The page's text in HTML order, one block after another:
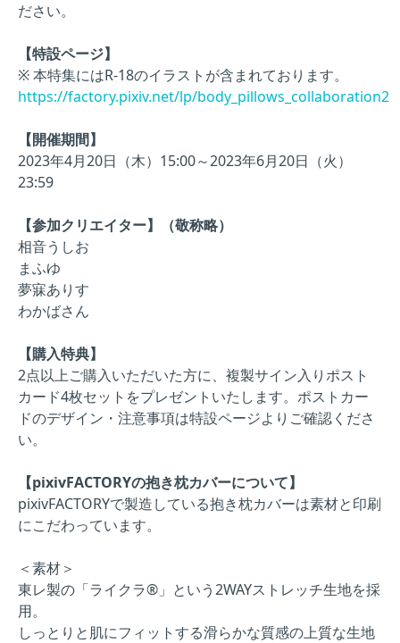
ださい。
【特設ページ】
※ 本特集にはR-18のイラストが含まれております。
https://factory.pixiv.net/lp/body_pillows_collaboration2
【開催期間】
2023年4月20日（木）15:00～2023年6月20日（火）
23:59
【参加クリエイター】（敬称略）
相音うしお
まふゆ
夢寐ありす
わかばさん
【購入特典】
2点以上ご購入いただいた方に、複製サイン入りポスト
カード4枚セットをプレゼントいたします。ポストカー
ドのデザイン・注意事項は特設ページよりご確認くださ
い。
【pixivFACTORYの抱き枕カバーについて】
pixivFACTORYで製造している抱き枕カバーは素材と印刷
にこだわっています。
＜素材＞
東レ製の「ライクラ®」という2WAYストレッチ生地を採
用。
しっとりと肌にフィットする滑らかな質感の上質な生地